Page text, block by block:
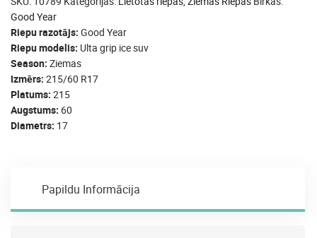
daudzums
Good Year
Riepu razotājs Good Year
Riepu modelis Ulta grip ice suv
Season Ziemas
Izmērs 215/60 R17
Platums 215
Augstums 60
Diametrs 17
Papildu Informācija